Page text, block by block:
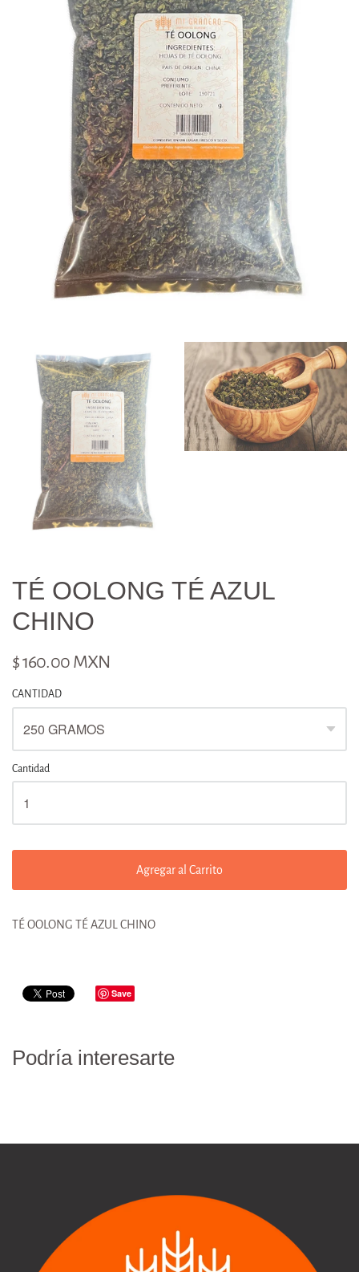
TÉ OOLONG TÉ AZUL
CHINO
$ 160.00 MXN
CANTIDAD
Cantidad
Agregar al Carrito
TÉ OOLONG TÉ AZUL CHINO
Save
Podría interesarte